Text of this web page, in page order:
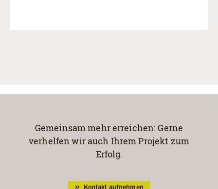
Gemeinsam mehr erreichen:Gerne
verhelfen wir auch Ihrem Projekt zum
Erfolg.
Kontakt aufnehmen